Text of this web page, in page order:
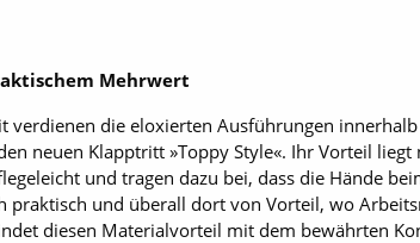
Mehrwert
verdienen die eloxierten Ausführungen
neuen Klapptritt »Toppy Style«. Ihr Vorteil
und tragen dazu bei, dass die Hände
praktisch und überall dort von Vorteil, wo
diesen Materialvorteil mit dem bewährten